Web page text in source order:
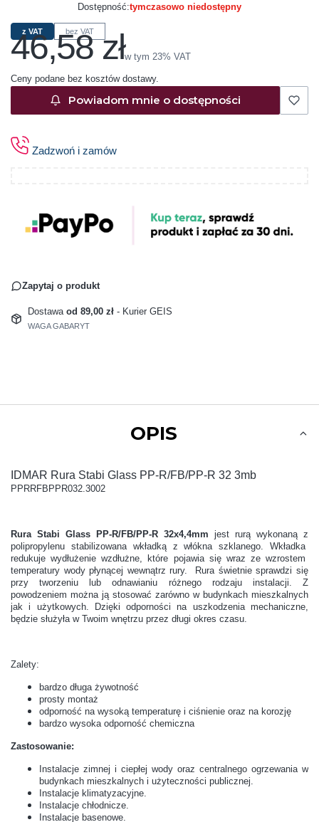
Dostępność:tymczasowo niedostępny
z VAT bez VAT
Cena
46,58 złw tym 23% VAT
w tym 23% VAT
Ceny podane bez kosztów dostawy.
Powiadom mnie o dostępności
Zadzwoń i zamów
Zapytaj o produkt
Dostawa od 89,00 zł - Kurier GEIS
WAGA GABARYT
OPIS
IDMAR Rura Stabi Glass PP-R/FB/PP-R 32 3mb
PPRRFBPPR032.3002
Rura Stabi Glass PP-R/FB/PP-R 32x4,4mm jest rurą wykonaną z
polipropylenu stabilizowana wkładką z włókna szklanego. Wkładka
redukuje wydłużenie wzdłużne, które pojawia się wraz ze wzrostem
temperatury wody płynącej wewnątrz rury. Rura świetnie sprawdzi się
przy tworzeniu lub odnawianiu różnego rodzaju instalacji. Z
powodzeniem można ją stosować zarówno w budynkach mieszkalnych
jak i użytkowych. Dzięki odporności na uszkodzenia mechaniczne,
będzie służyła w Twoim wnętrzu przez długi okres czasu.
Zalety:
bardzo długa żywotność
prosty montaż
odporność na wysoką temperaturę i ciśnienie oraz na korozję
bardzo wysoka odporność chemiczna
Zastosowanie:
Instalacje zimnej i ciepłej wody oraz centralnego ogrzewania w
budynkach mieszkalnych i użyteczności publicznej.
Instalacje klimatyzacyjne.
Instalacje chłodnicze.
Instalacje basenowe.